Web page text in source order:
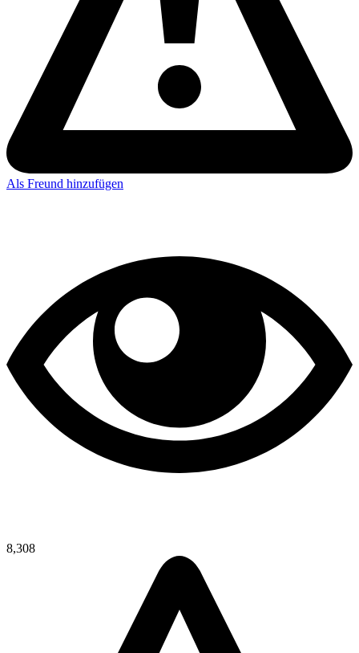
Als Freund hinzufügen
8,308